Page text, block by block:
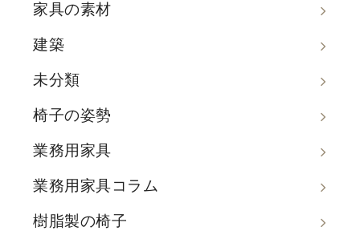
家具の素材
建築
未分類
椅子の姿勢
業務用家具
業務用家具コラム
樹脂製の椅子